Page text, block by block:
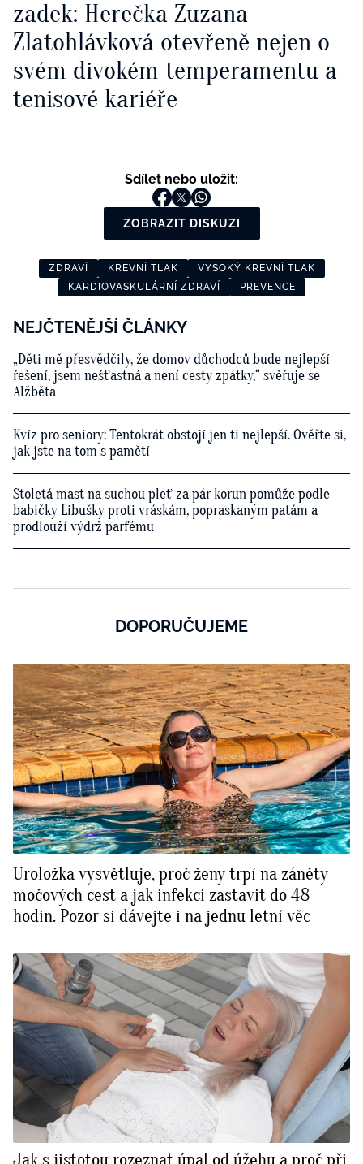
zadek: Herečka Zuzana
Zlatohlávková otevřeně nejen o
svém divokém temperamentu a
tenisové kariéře
Sdílet nebo uložit:
ZOBRAZIT DISKUZI
ZDRAVÍ KREVNÍ TLAK
VYSOKÝ KREVNÍ TLAK
KARDIOVASKULÁRNÍ ZDRAVÍ
PREVENCE
NEJČTENĚJŠÍ ČLÁNKY
„Děti mě přesvědčily, že domov důchodců bude nejlepší
řešení, jsem nešťastná a není cesty zpátky,“ svěřuje se
Alžběta
Kvíz pro seniory: Tentokrát obstojí jen ti nejlepší. Ověřte si,
jak jste na tom s pamětí
Stoletá mast na suchou pleť za pár korun pomůže podle
babičky Libušky proti vráskám, popraskaným patám a
prodlouží výdrž parfému
DOPORUČUJEME
Uroložka vysvětluje, proč ženy trpí na záněty
močových cest a jak infekci zastavit do 48
hodin. Pozor si dávejte i na jednu letní věc